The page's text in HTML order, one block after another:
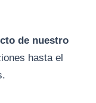
de nuestro
hasta el